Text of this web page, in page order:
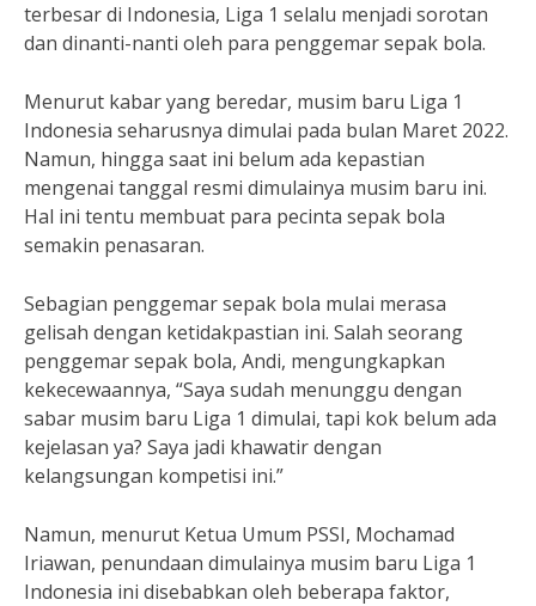
terbesar di Indonesia, Liga 1 selalu menjadi sorotan
dan dinanti-nanti oleh para penggemar sepak bola.
Menurut kabar yang beredar, musim baru Liga 1
Indonesia seharusnya dimulai pada bulan Maret 2022.
Namun, hingga saat ini belum ada kepastian
mengenai tanggal resmi dimulainya musim baru ini.
Hal ini tentu membuat para pecinta sepak bola
semakin penasaran.
Sebagian penggemar sepak bola mulai merasa
gelisah dengan ketidakpastian ini. Salah seorang
penggemar sepak bola, Andi, mengungkapkan
kekecewaannya, “Saya sudah menunggu dengan
sabar musim baru Liga 1 dimulai, tapi kok belum ada
kejelasan ya? Saya jadi khawatir dengan
kelangsungan kompetisi ini.”
Namun, menurut Ketua Umum PSSI, Mochamad
Iriawan, penundaan dimulainya musim baru Liga 1
Indonesia ini disebabkan oleh beberapa faktor,